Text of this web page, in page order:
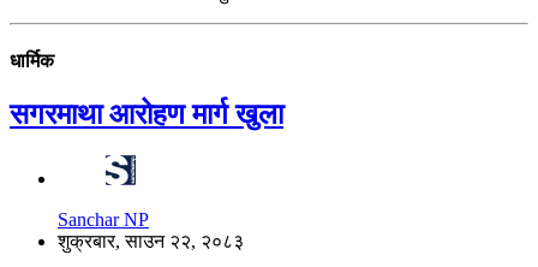
धार्मिक
सगरमाथा आरोहण मार्ग खुला
Sanchar NP
शुक्रबार, साउन २२, २०८३